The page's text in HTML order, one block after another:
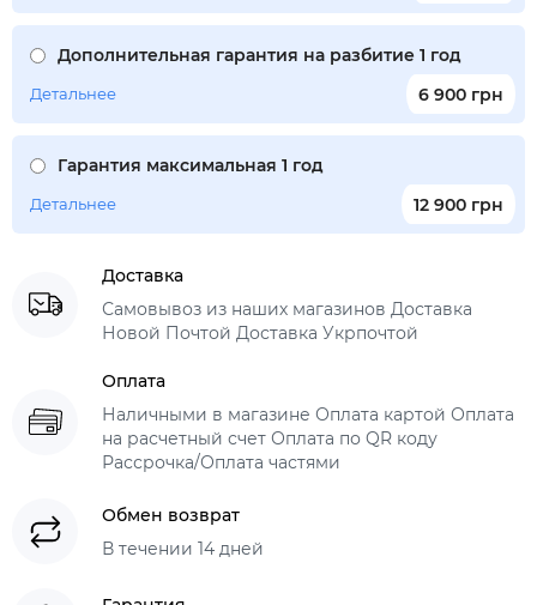
Дополнительная гарантия на разбитие 1 год
6 900 грн
Детальнее
Гарантия максимальная 1 год
12 900 грн
Детальнее
Доставка
Самовывоз из наших магазинов Доставка
Новой Почтой Доставка Укрпочтой
Оплата
Наличными в магазине Оплата картой Оплата
на расчетный счет Оплата по QR коду
Рассрочка/Оплата частями
Обмен возврат
В течении 14 дней